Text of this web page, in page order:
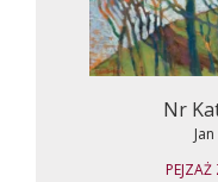
Nr